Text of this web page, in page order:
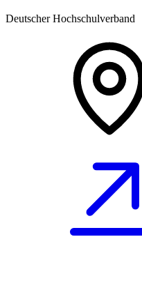
Deutscher Hochschulverband